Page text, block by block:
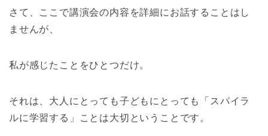
さて、ここで講演会の内容を詳細にお話することはし
ませんが、
私が感じたことをひとつだけ。
それは、大人にとっても子どもにとっても「スパイラ
ルに学習する」ことは大切ということです。